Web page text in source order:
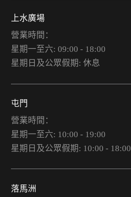
上水廣場
營業時間：
星期一至六: 09:00 - 18:00
星期日及公眾假期: 休息
屯門
營業時間：
星期一至六: 10:00 - 19:00
星期日及公眾假期: 10:00 - 18:00
落馬洲